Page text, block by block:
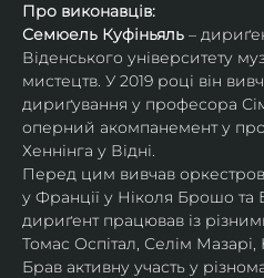
Про виконавців:
Семюель Куфіньяль –
Віденського університету
мистецтв. У 2019 році він
дириґування у професора
оперний акомпанемент у
Хеннінга у Відні.
Перед цим вивчав
у Франції у Ніколя Брошо та
дириґент працював із
Томас Оспітал, Селім
Брав активну участь у